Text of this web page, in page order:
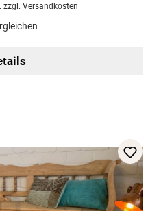
zzgl. Versandkosten